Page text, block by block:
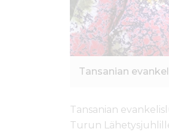
Tansanian
Tansanian
Turun